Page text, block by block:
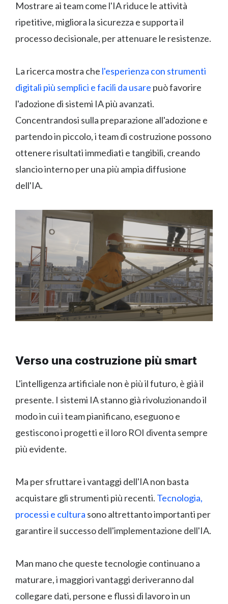
Mostrare ai team come l'IA riduce le attività
ripetitive, migliora la sicurezza e supporta il
processo decisionale, per attenuare le resistenze.
La ricerca mostra che l'esperienza con strumenti
digitali più semplici e facili da usare può favorire
l'adozione di sistemi IA più avanzati.
Concentrandosi sulla preparazione all'adozione e
partendo in piccolo, i team di costruzione possono
ottenere risultati immediati e tangibili, creando
slancio interno per una più ampia diffusione
dell'IA.
Verso una costruzione più smart
L'intelligenza artificiale non è più il futuro, è già il
presente. I sistemi IA stanno già rivoluzionando il
modo in cui i team pianificano, eseguono e
gestiscono i progetti e il loro ROI diventa sempre
più evidente.
Ma per sfruttare i vantaggi dell'IA non basta
acquistare gli strumenti più recenti. Tecnologia,
processi e cultura sono altrettanto importanti per
garantire il successo dell'implementazione dell'IA.
Man mano che queste tecnologie continuano a
maturare, i maggiori vantaggi deriveranno dal
collegare dati, persone e flussi di lavoro in un